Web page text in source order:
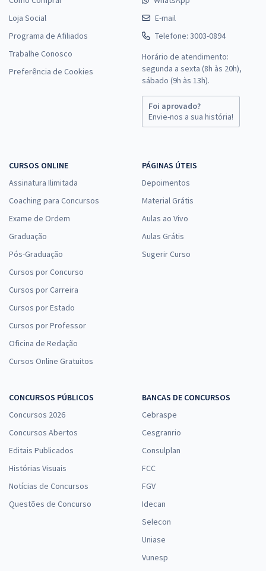
Loja Social
Programa de Afiliados
Trabalhe Conosco
Preferência de Cookies
E-mail
Telefone: 3003-0894
Horário de atendimento:
segunda a sexta (8h às 20h),
sábado (9h às 13h).
Foi aprovado?
Envie-nos a sua história!
CURSOS ONLINE
Assinatura Ilimitada
Coaching para Concursos
Exame de Ordem
Graduação
Pós-Graduação
Cursos por Concurso
Cursos por Carreira
Cursos por Estado
Cursos por Professor
Oficina de Redação
Cursos Online Gratuitos
PÁGINAS ÚTEIS
Depoimentos
Material Grátis
Aulas ao Vivo
Aulas Grátis
Sugerir Curso
CONCURSOS PÚBLICOS
Concursos 2026
Concursos Abertos
Editais Publicados
Histórias Visuais
Notícias de Concursos
Questões de Concurso
BANCAS DE CONCURSOS
Cebraspe
Cesgranrio
Consulplan
FCC
FGV
Idecan
Selecon
Uniase
Vunesp